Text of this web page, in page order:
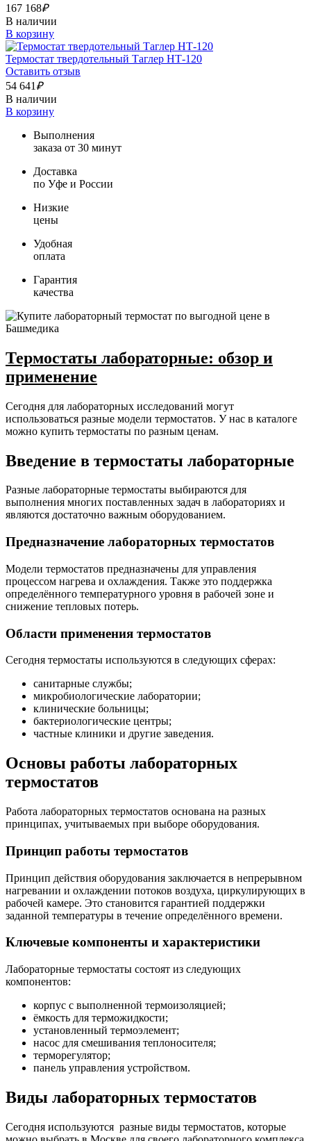
167 168₽
В наличии
В корзину
Термостат твердотельный Таглер НТ-120
Оставить отзыв
54 641₽
В наличии
В корзину
Выполнения
заказа от 30 минут
Доставка
по Уфе и России
Низкие
цены
Удобная
оплата
Гарантия
качества
Термостаты лабораторные: обзор и
применение
Сегодня для лабораторных исследований могут
использоваться разные модели термостатов. У нас в каталоге
можно купить термостаты по разным ценам.
Введение в термостаты лабораторные
Разные лабораторные термостаты выбираются для
выполнения многих поставленных задач в лабораториях и
являются достаточно важным оборудованием.
Предназначение лабораторных термостатов
Модели термостатов предназначены для управления
процессом нагрева и охлаждения. Также это поддержка
определённого температурного уровня в рабочей зоне и
снижение тепловых потерь.
Области применения термостатов
Сегодня термостаты используются в следующих сферах:
санитарные службы;
микробиологические лаборатории;
клинические больницы;
бактериологические центры;
частные клиники и другие заведения.
Основы работы лабораторных
термостатов
Работа лабораторных термостатов основана на разных
принципах, учитываемых при выборе оборудования.
Принцип работы термостатов
Принцип действия оборудования заключается в непрерывном
нагревании и охлаждении потоков воздуха, циркулирующих в
рабочей камере. Это становится гарантией поддержки
заданной температуры в течение определённого времени.
Ключевые компоненты и характеристики
Лабораторные термостаты состоят из следующих
компонентов:
корпус с выполненной термоизоляцией;
ёмкость для терможидкости;
установленный термоэлемент;
насос для смешивания теплоносителя;
терморегулятор;
панель управления устройством.
Виды лабораторных термостатов
Сегодня используются разные виды термостатов, которые